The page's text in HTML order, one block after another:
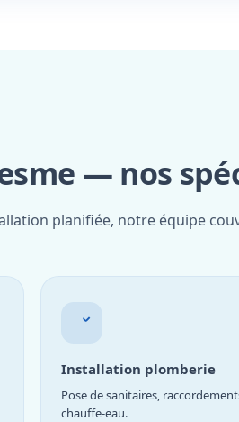
— nos
planifiée, notre équipe
Installation plomberie
Pose de sanitaires,
chauffe-eau.